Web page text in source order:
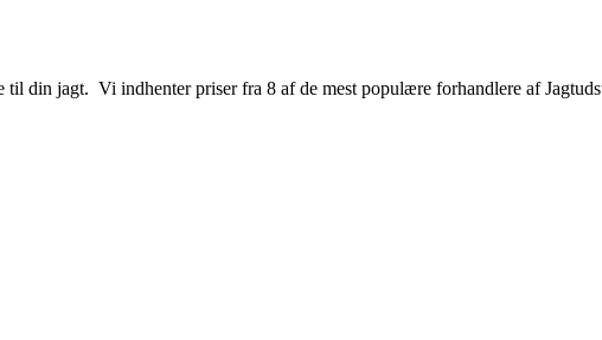
til din jagt. Vi indhenter priser fra 8 af de mest populære forhandlere af